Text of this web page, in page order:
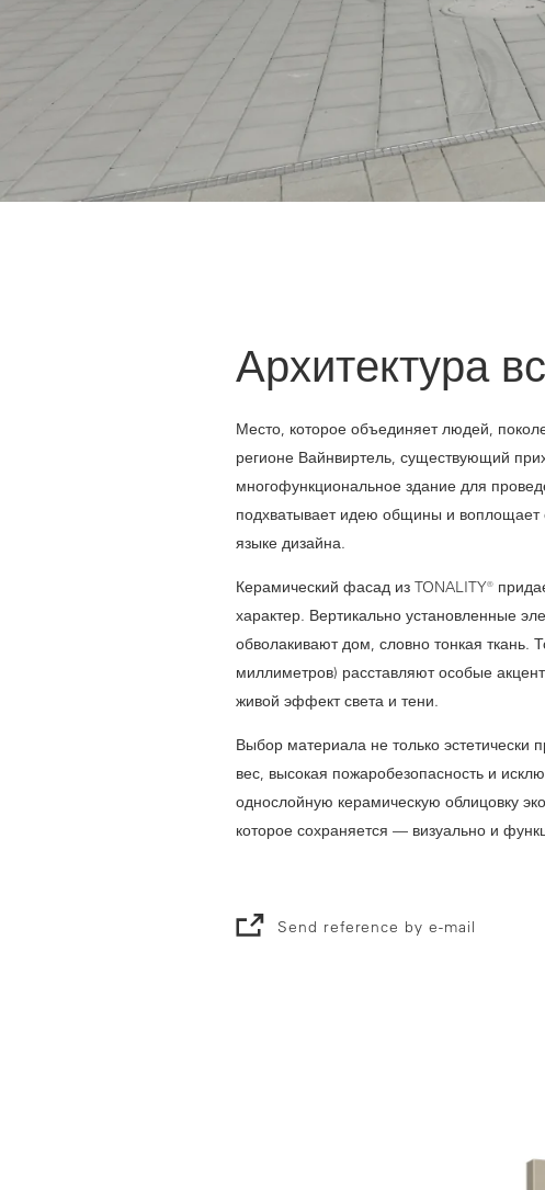
Архитектура
Место, которое объединяет людей,
регионе Вайнвиртель, существующий
многофункциональное здание для
подхватывает идею общины и воплощает
языке дизайна.
Керамический фасад из TONALITY®
характер. Вертикально установленные
обволакивают дом, словно тонкая ткань.
миллиметров) расставляют особые
живой эффект света и тени.
Выбор материала не только эстетически
вес, высокая пожаробезопасность и
однослойную керамическую облицовку
которое сохраняется — визуально и
Send reference by e-mail